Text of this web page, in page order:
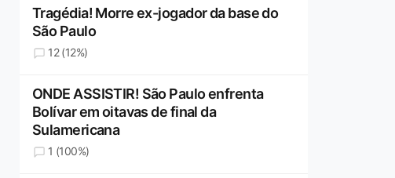
Tragédia! Morre ex-jogador da base do
São Paulo
12 (12%)
ONDE ASSISTIR! São Paulo enfrenta
Bolívar em oitavas de final da
Sulamericana
1 (100%)